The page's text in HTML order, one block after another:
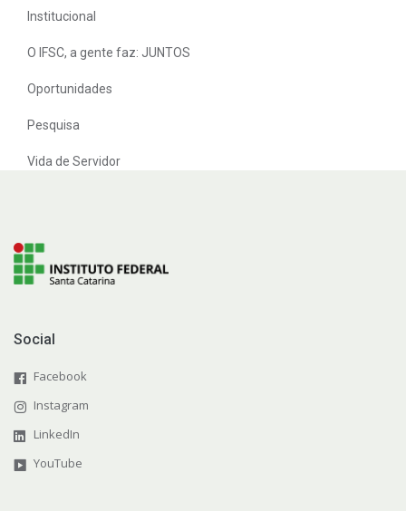
Institucional
O IFSC, a gente faz: JUNTOS
Oportunidades
Pesquisa
Vida de Servidor
Social
Facebook
Instagram
LinkedIn
YouTube